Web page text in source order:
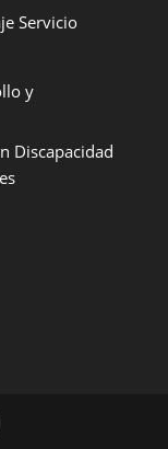
Servicio
y
Discapacidad